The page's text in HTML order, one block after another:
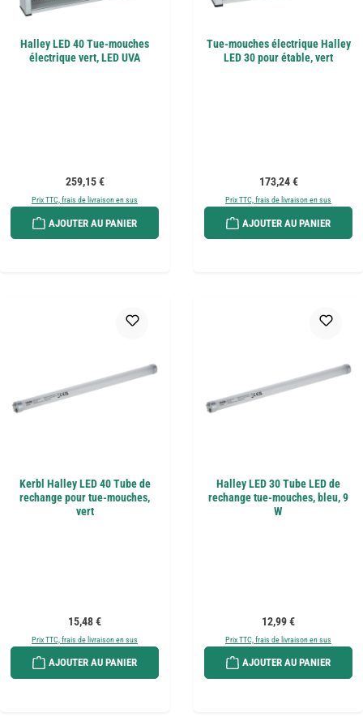
Halley LED 40 Tue-mouches
électrique vert, LED UVA
Prix régulier :
259,15 €
Prix TTC, frais de livraison en sus
AJOUTER AU PANIER
Tue-mouches électrique Halley
LED 30 pour étable, vert
Prix régulier :
173,24 €
Prix TTC, frais de livraison en sus
AJOUTER AU PANIER
Kerbl Halley LED 40 Tube de
rechange pour tue-mouches,
vert
Prix régulier :
15,48 €
Prix TTC, frais de livraison en sus
AJOUTER AU PANIER
Halley LED 30 Tube LED de
rechange tue-mouches, bleu, 9
W
Prix régulier :
12,99 €
Prix TTC, frais de livraison en sus
AJOUTER AU PANIER